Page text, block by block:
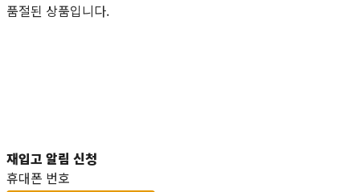
품절된 상품입니다.
재입고 알림 신청
휴대폰 번호